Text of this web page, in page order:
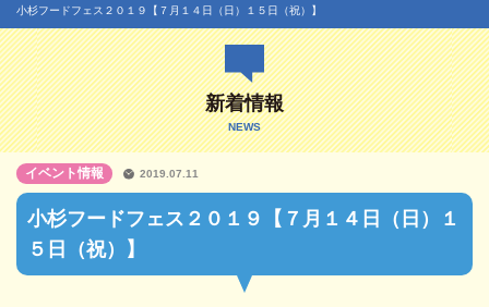
小杉フードフェス２０１９【７月１４日（日）１５日（祝）】
新着情報
NEWS
小杉フードフェス２０１９【７月１４日（日）１
５日（祝）】
イベント情報 2019.07.11